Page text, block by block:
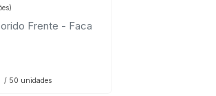
Frente - Faca
/ 50 unidades